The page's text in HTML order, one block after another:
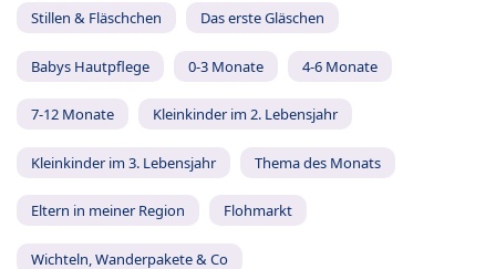
Stillen & Fläschchen Das erste Gläschen
Babys Hautpflege 0-3 Monate 4-6 Monate
7-12 Monate Kleinkinder im 2. Lebensjahr
Kleinkinder im 3. Lebensjahr Thema des Monats
Eltern in meiner Region Flohmarkt
Wichteln, Wanderpakete & Co